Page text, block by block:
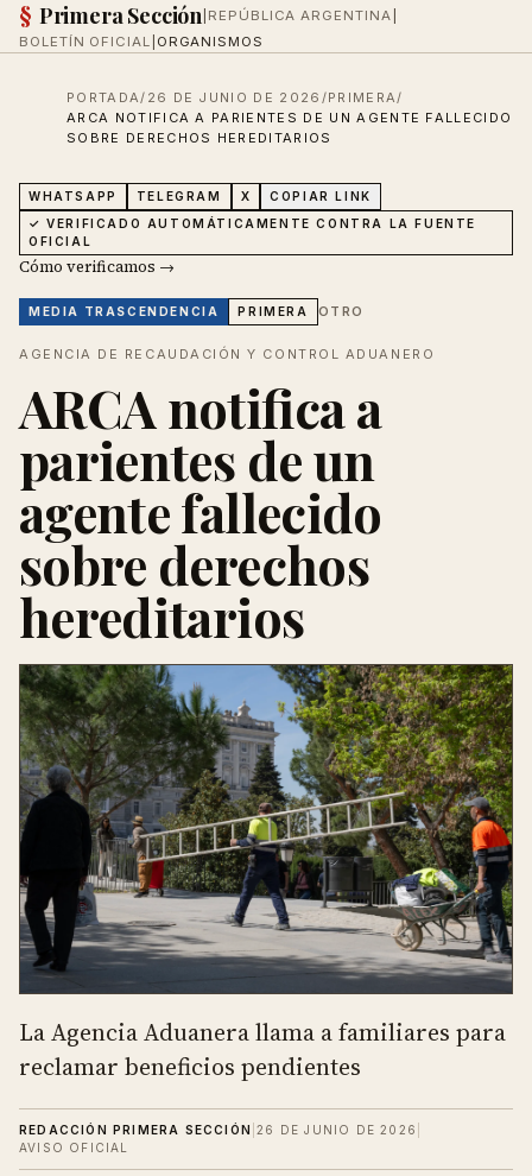
§ Primera Sección REPÚBLICA ARGENTINA
BOLETÍN OFICIAL ORGANISMOS
PORTADA/ 26 DE JUNIO DE 2026 /PRIMERA/
ARCA NOTIFICA A PARIENTES DE UN AGENTE FALLECIDO
SOBRE DERECHOS HEREDITARIOS
WHATSAPP TELEGRAM X
COPIAR LINK
✓ VERIFICADO AUTOMÁTICAMENTE CONTRA LA FUENTE
OFICIAL
Cómo verificamos →
MEDIA TRASCENDENCIA PRIMERA OTRO
AGENCIA DE RECAUDACIÓN Y CONTROL ADUANERO
ARCA notifica a
parientes de un
agente fallecido
sobre derechos
hereditarios
La Agencia Aduanera llama a familiares para
reclamar beneficios pendientes
REDACCIÓN PRIMERA SECCIÓN |26 DE JUNIO DE 2026
AVISO OFICIAL